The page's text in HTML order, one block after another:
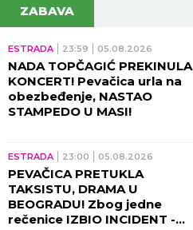
ZABAVA
ESTRADA 23:59 05.08.2026
NADA TOPČAGIĆ PREKINULA
KONCERT! Pevačica urla na
obezbeđenje, NASTAO
STAMPEDO U MASI!
ESTRADA 23:00 05.08.2026
PEVAČICA PRETUKLA
TAKSISTU, DRAMA U
BEOGRADU! Zbog jedne
rečenice IZBIO INCIDENT -